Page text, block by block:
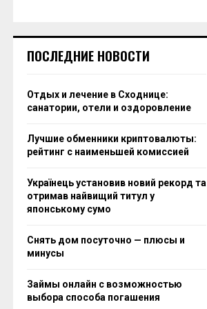
ПОСЛЕДНИЕ НОВОСТИ
Отдых и лечение в Сходнице:
санатории, отели и оздоровление
Лучшие обменники криптовалюты:
рейтинг с наименьшей комиссией
Українець установив новий рекорд та
отримав найвищий титул у
японському сумо
Снять дом посуточно — плюсы и
минусы
Займы онлайн с возможностью
выбора способа погашения